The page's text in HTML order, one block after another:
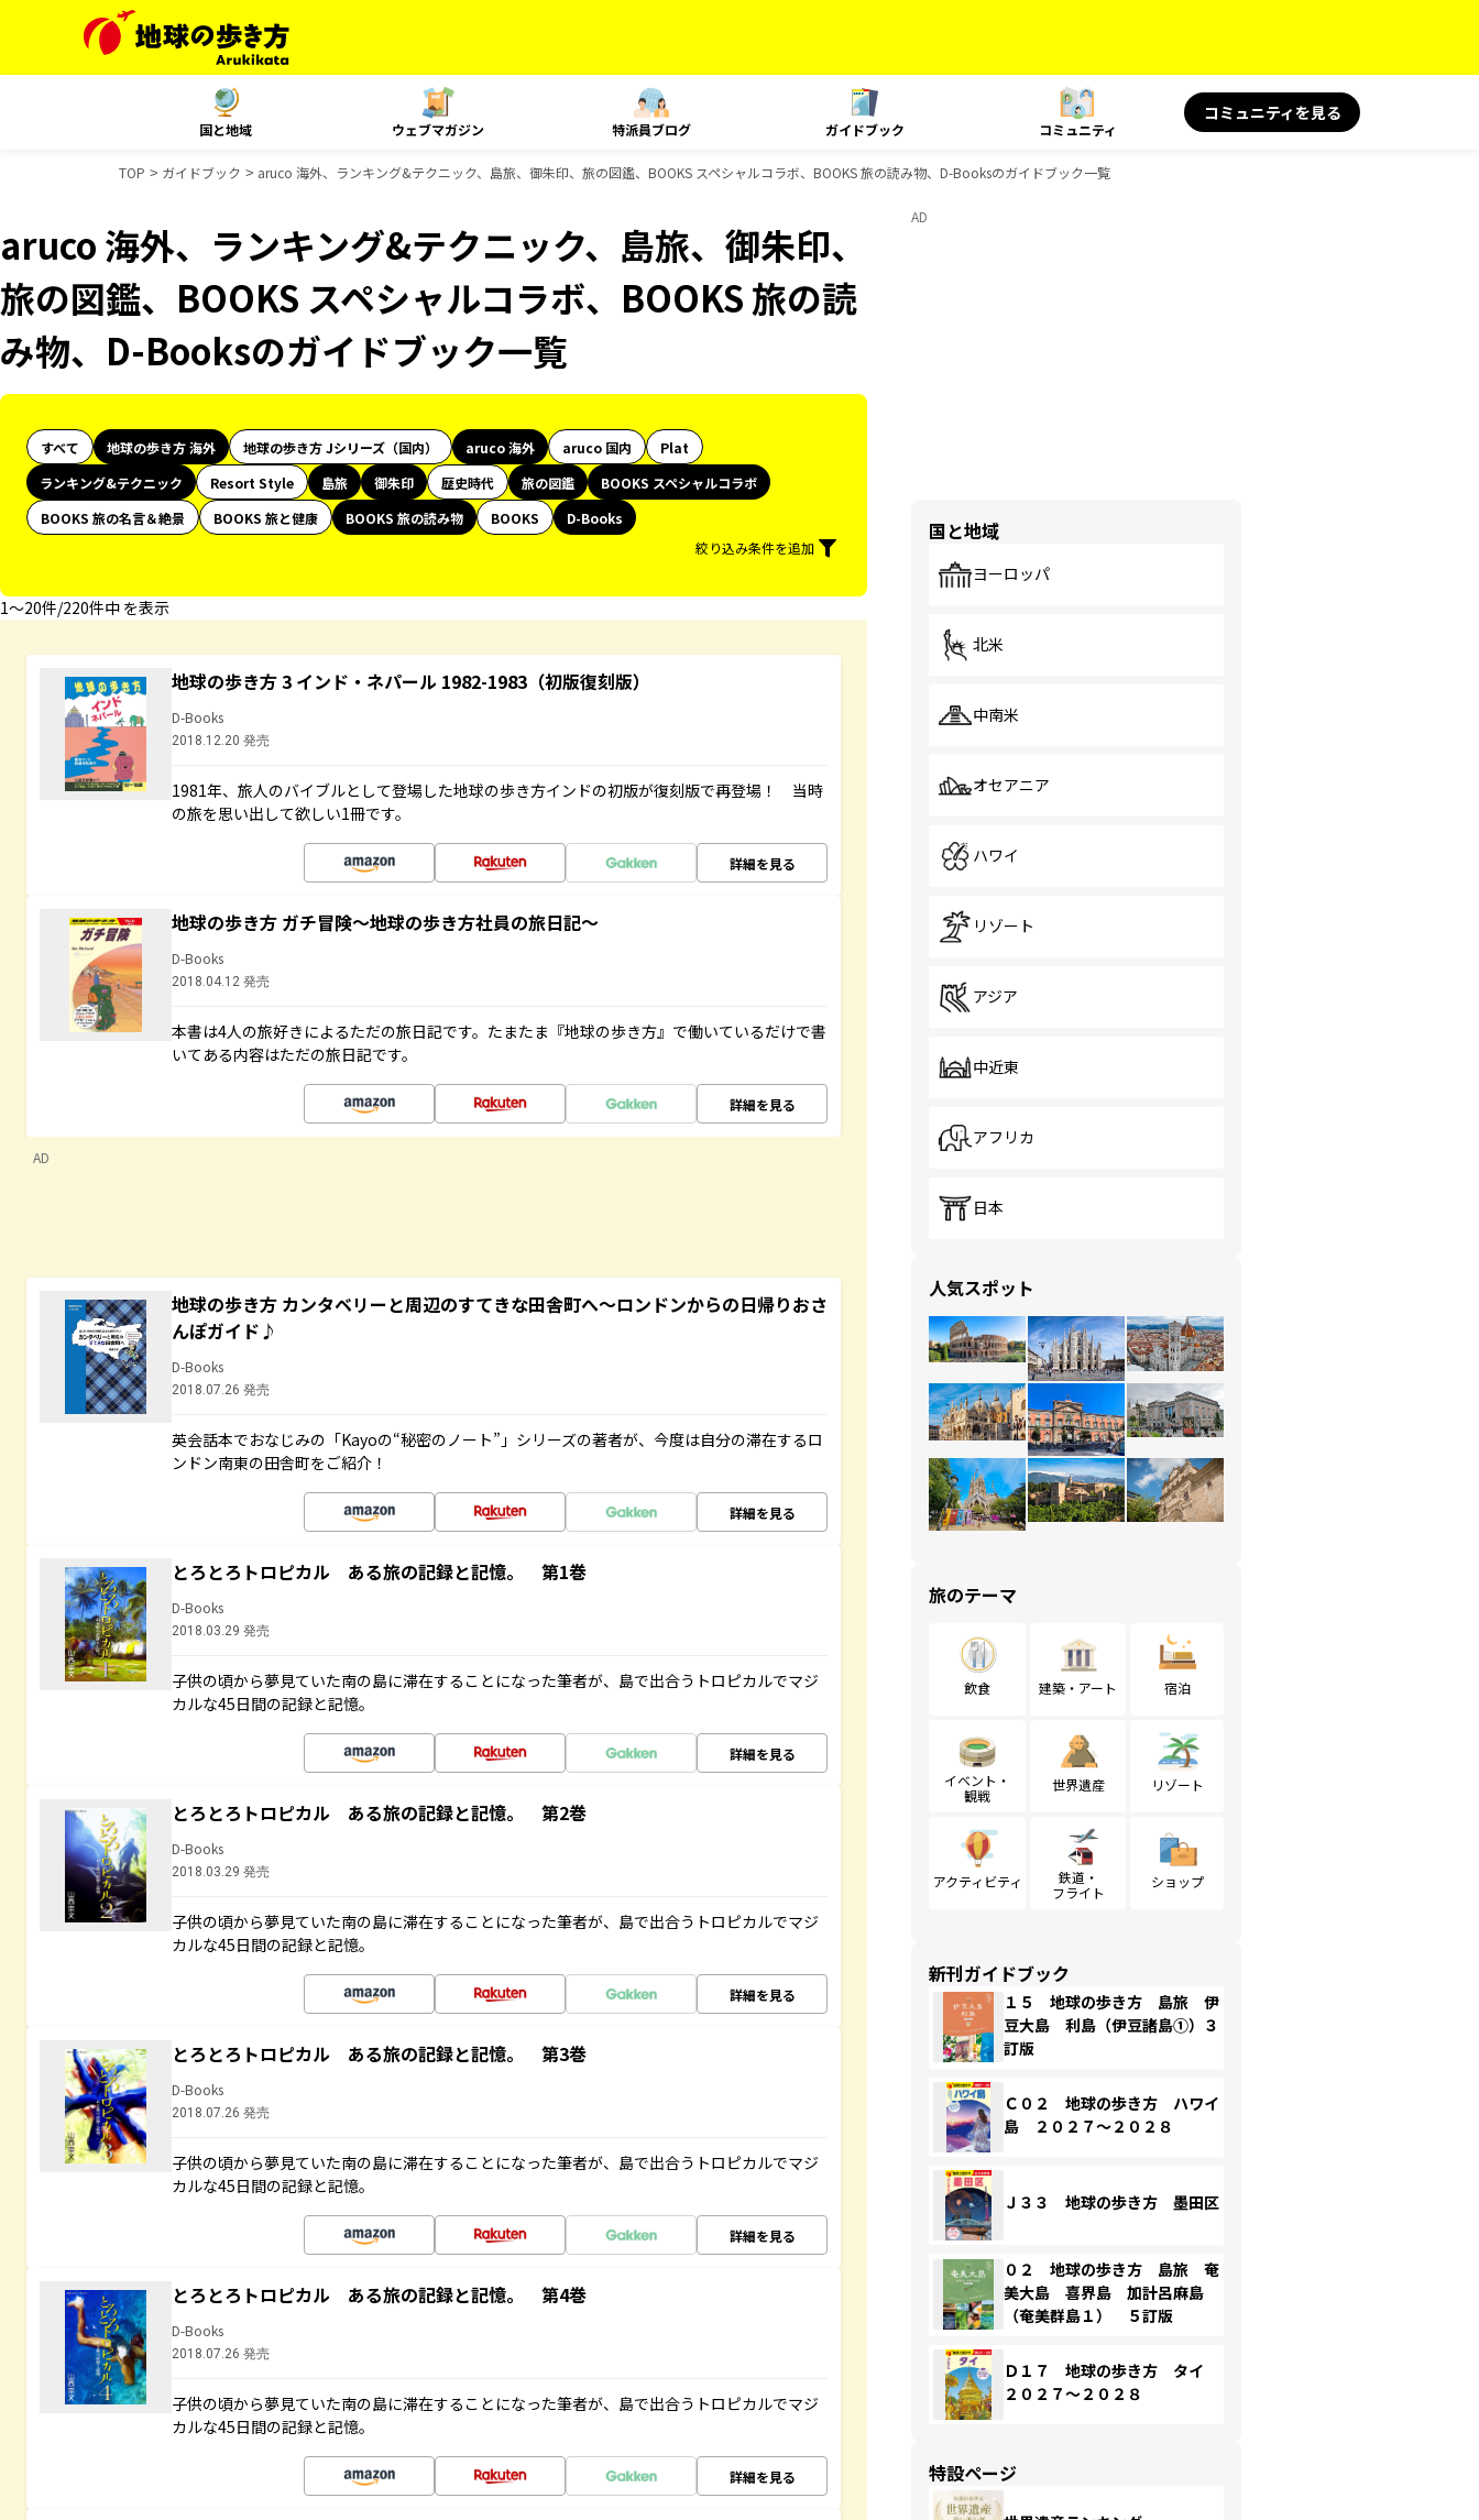
国と地域 ウェブマガジン 特派員ブログ ガイドブック コミュニティ
コミュニティを見る
TOP ガイドブック aruco 海外、ランキング&テクニック、島旅、御朱印、旅の図鑑、BOOKS スペシャルコラボ、BOOKS 旅の読み物、D-Booksのガイドブック一覧
aruco 海外、ランキング&テクニック、島旅、御朱印、
旅の図鑑、BOOKS スペシャルコラボ、BOOKS 旅の読
み物、D-Booksのガイドブック一覧
すべて 地球の歩き方 海外 地球の歩き方 Jシリーズ（国内） aruco 海外 aruco 国内
Plat
ランキング&テクニック
Resort Style 島旅 御朱印 歴史時代 旅の図鑑
BOOKS スペシャルコラボ
BOOKS 旅の名言＆絶景
BOOKS 旅と健康 BOOKS 旅の読み物 BOOKS
D-Books
絞り込み条件を追加
1〜20件/220件中 を表示
地球の歩き方 3 インド・ネパール 1982-1983（初版復刻版）
D-Books
2018.12.20 発売
1981年、旅人のバイブルとして登場した地球の歩き方インドの初版が復刻版で再登場！ 当時
の旅を思い出して欲しい1冊です。
詳細を見る
地球の歩き方 ガチ冒険～地球の歩き方社員の旅日記～
D-Books
2018.04.12 発売
本書は4人の旅好きによるただの旅日記です。たまたま『地球の歩き方』で働いているだけで書
いてある内容はただの旅日記です。
詳細を見る
AD
地球の歩き方 カンタベリーと周辺のすてきな田舎町へ～ロンドンからの日帰りおさ
んぽガイド♪
D-Books
2018.07.26 発売
英会話本でおなじみの「Kayoの“秘密のノート”」シリーズの著者が、今度は自分の滞在するロ
ンドン南東の田舎町をご紹介！
詳細を見る
とろとろトロピカル ある旅の記録と記憶。 第1巻
D-Books
2018.03.29 発売
子供の頃から夢見ていた南の島に滞在することになった筆者が、島で出合うトロピカルでマジ
カルな45日間の記録と記憶。
詳細を見る
とろとろトロピカル ある旅の記録と記憶。 第2巻
D-Books
2018.03.29 発売
子供の頃から夢見ていた南の島に滞在することになった筆者が、島で出合うトロピカルでマジ
カルな45日間の記録と記憶。
詳細を見る
とろとろトロピカル ある旅の記録と記憶。 第3巻
D-Books
2018.07.26 発売
子供の頃から夢見ていた南の島に滞在することになった筆者が、島で出合うトロピカルでマジ
カルな45日間の記録と記憶。
詳細を見る
とろとろトロピカル ある旅の記録と記憶。 第4巻
D-Books
2018.07.26 発売
子供の頃から夢見ていた南の島に滞在することになった筆者が、島で出合うトロピカルでマジ
カルな45日間の記録と記憶。
詳細を見る
AD
国と地域
ヨーロッパ
北米
中南米
オセアニア
ハワイ
リゾート
アジア
中近東
アフリカ
日本
人気スポット
旅のテーマ
飲食 建築・アート 宿泊
イベント・
観戦
世界遺産 リゾート
アクティビティ
鉄道・
フライト
ショップ
新刊ガイドブック
１５ 地球の歩き方 島旅 伊
豆大島 利島（伊豆諸島①）３
訂版
Ｃ０２ 地球の歩き方 ハワイ
島 ２０２７～２０２８
Ｊ３３ 地球の歩き方 墨田区
０２ 地球の歩き方 島旅 奄
美大島 喜界島 加計呂麻島
（奄美群島１） ５訂版
Ｄ１７ 地球の歩き方 タイ
２０２７～２０２８
特設ページ